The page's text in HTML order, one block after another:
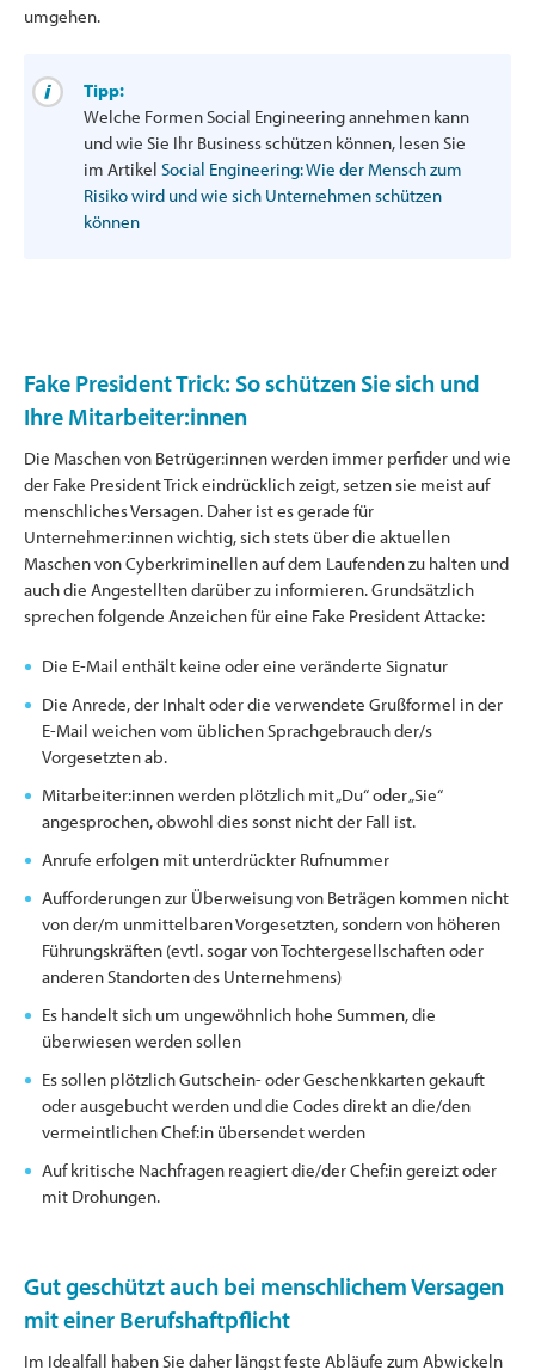
umgehen.
Tipp:
Welche Formen Social Engineering annehmen kann
und wie Sie Ihr Business schützen können, lesen Sie
im Artikel Social Engineering: Wie der Mensch zum
Risiko wird und wie sich Unternehmen schützen
können
Fake President Trick: So schützen Sie sich und
Ihre Mitarbeiter:innen
Die Maschen von Betrüger:innen werden immer perfider und wie
der Fake President Trick eindrücklich zeigt, setzen sie meist auf
menschliches Versagen. Daher ist es gerade für
Unternehmer:innen wichtig, sich stets über die aktuellen
Maschen von Cyberkriminellen auf dem Laufenden zu halten und
auch die Angestellten darüber zu informieren. Grundsätzlich
sprechen folgende Anzeichen für eine Fake President Attacke:
Die E-Mail enthält keine oder eine veränderte Signatur
Die Anrede, der Inhalt oder die verwendete Grußformel in der
E-Mail weichen vom üblichen Sprachgebrauch der/s
Vorgesetzten ab.
Mitarbeiter:innen werden plötzlich mit „Du“ oder „Sie“
angesprochen, obwohl dies sonst nicht der Fall ist.
Anrufe erfolgen mit unterdrückter Rufnummer
Aufforderungen zur Überweisung von Beträgen kommen nicht
von der/m unmittelbaren Vorgesetzten, sondern von höheren
Führungskräften (evtl. sogar von Tochtergesellschaften oder
anderen Standorten des Unternehmens)
Es handelt sich um ungewöhnlich hohe Summen, die
überwiesen werden sollen
Es sollen plötzlich Gutschein- oder Geschenkkarten gekauft
oder ausgebucht werden und die Codes direkt an die/den
vermeintlichen Chef:in übersendet werden
Auf kritische Nachfragen reagiert die/der Chef:in gereizt oder
mit Drohungen.
Gut geschützt auch bei menschlichem Versagen
mit einer Berufshaftpflicht
Im Idealfall haben Sie daher längst feste Abläufe zum Abwickeln